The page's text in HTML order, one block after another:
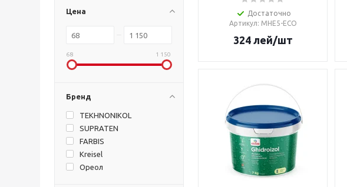
Цена
68 1 150
Бренд
TEKHNONIKOL
SUPRATEN
FARBIS
Kreisel
Ореол
Достаточно
Артикул: MHE5-ECO
324 лей/шт